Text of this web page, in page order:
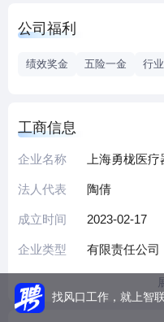
公司管理团队80后，年轻
们！
公司福利
绩效奖金 五险一金 行
工商信息
企业名称 上海勇栊医
法人代表 陶倩
成立时间 2023-02-17
企业类型 有限责任公司
找风口工作，就上智